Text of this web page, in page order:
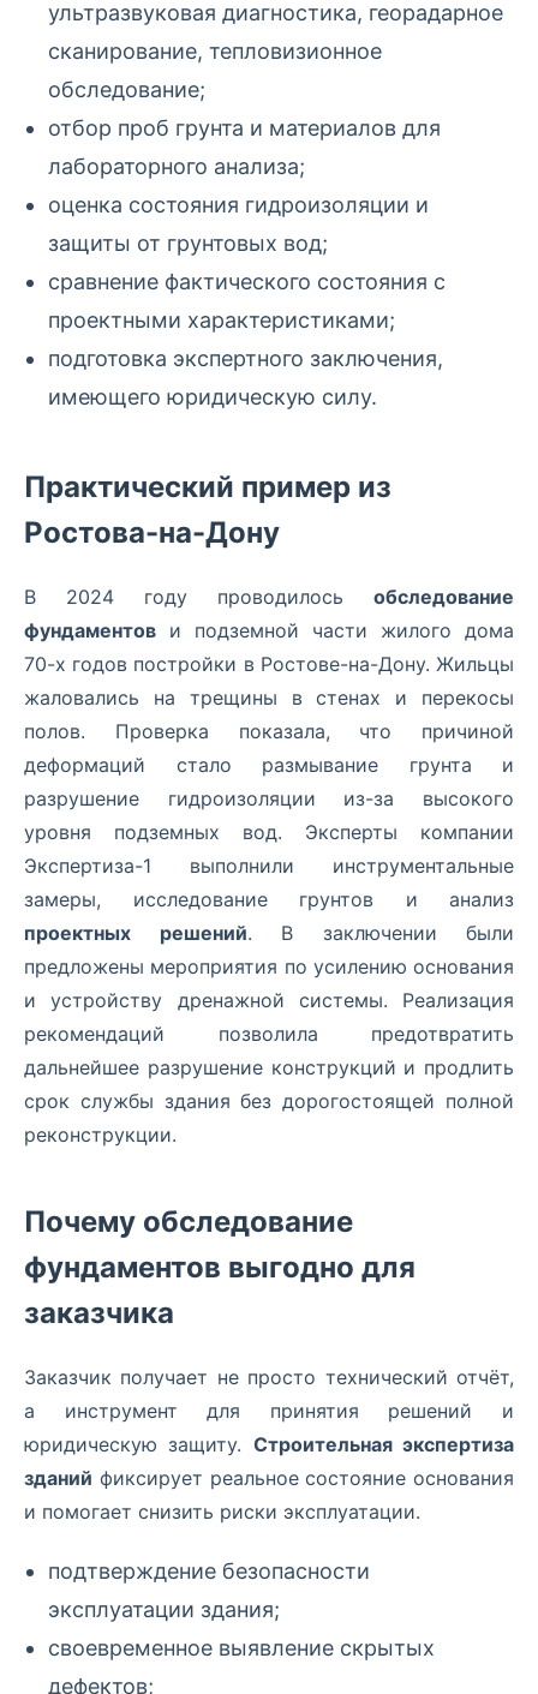
ультразвуковая диагностика, георадарное
сканирование, тепловизионное
обследование;
отбор проб грунта и материалов для
лабораторного анализа;
оценка состояния гидроизоляции и
защиты от грунтовых вод;
сравнение фактического состояния с
проектными характеристиками;
подготовка экспертного заключения,
имеющего юридическую силу.
Практический пример из
Ростова-на-Дону
В 2024 году проводилось обследование
фундаментов и подземной части жилого дома
70-х годов постройки в Ростове-на-Дону. Жильцы
жаловались на трещины в стенах и перекосы
полов. Проверка показала, что причиной
деформаций стало размывание грунта и
разрушение гидроизоляции из-за высокого
уровня подземных вод. Эксперты компании
Экспертиза-1 выполнили инструментальные
замеры, исследование грунтов и анализ
проектных решений. В заключении были
предложены мероприятия по усилению основания
и устройству дренажной системы. Реализация
рекомендаций позволила предотвратить
дальнейшее разрушение конструкций и продлить
срок службы здания без дорогостоящей полной
реконструкции.
Почему обследование
фундаментов выгодно для
заказчика
Заказчик получает не просто технический отчёт,
а инструмент для принятия решений и
юридическую защиту. Строительная экспертиза
зданий фиксирует реальное состояние основания
и помогает снизить риски эксплуатации.
подтверждение безопасности
эксплуатации здания;
своевременное выявление скрытых
дефектов;